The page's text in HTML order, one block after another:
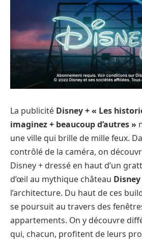
La publicité Disney + « Les
imaginez + beaucoup d’autres »
une ville qui brille de mille feux.
contrôlé de la caméra, on
Disney + dressé en haut d’un
d’œil au mythique château Disney
l’architecture. Du haut de ces
se poursuit au travers des
appartements. On y découvre
qui, chacun, profitent de leurs